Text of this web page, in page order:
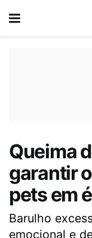
Queima
garantir
pets em
Barulho
emocional e